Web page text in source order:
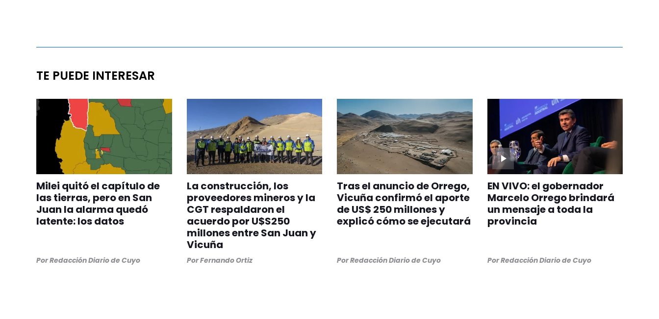
TE PUEDE INTERESAR
Milei quitó el capítulo de
las tierras, pero en San
Juan la alarma quedó
latente: los datos
PorRedacción Diario de Cuyo
La construcción, los
proveedores mineros y la
CGT respaldaron el
acuerdo por U$S250
millones entre San Juan y
Vicuña
PorFernando Ortiz
Tras el anuncio de Orrego,
Vicuña confirmó el aporte
de US$ 250 millones y
explicó cómo se ejecutará
PorRedacción Diario de Cuyo
EN VIVO: el gobernador
Marcelo Orrego brindará
un mensaje a toda la
provincia
PorRedacción Diario de Cuyo